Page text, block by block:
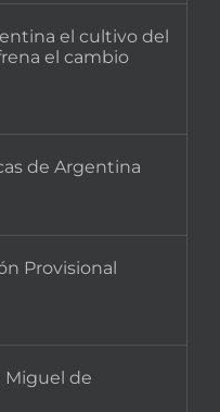
el cultivo del
el cambio
de Argentina
Provisional
Miguel de